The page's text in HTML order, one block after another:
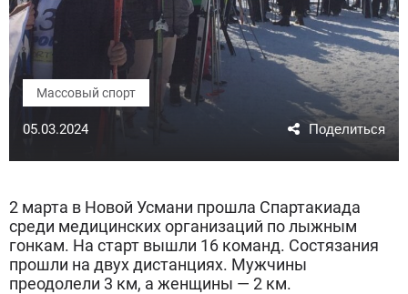
Массовый спорт
05.03.2024
2 марта в Новой Усмани прошла Спартакиада
среди медицинских организаций по лыжным
гонкам. На старт вышли 16 команд. Состязания
прошли на двух дистанциях. Мужчины
преодолели 3 км, а женщины — 2 км.